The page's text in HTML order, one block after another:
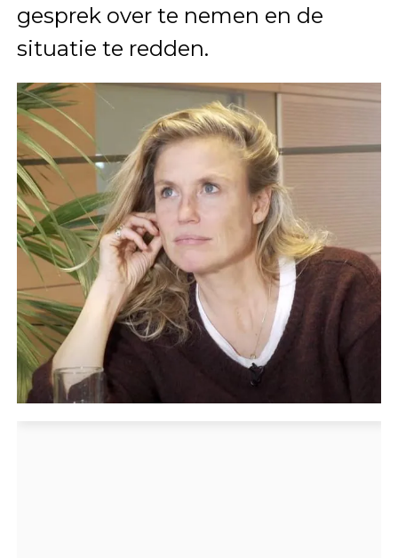
gesprek over te nemen en de
situatie te redden.